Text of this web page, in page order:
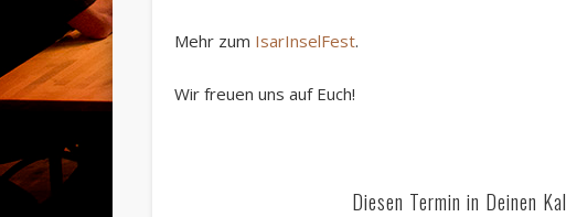
Mehr zum IsarInselFest.
Wir freuen uns auf Euch!
Diesen Termin in Deinen